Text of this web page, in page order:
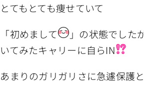
とてもとても痩せていて
「初めまして
」の状態でした
いてみたキャリーに自らIN
あまりのガリガリさに急遽保護と